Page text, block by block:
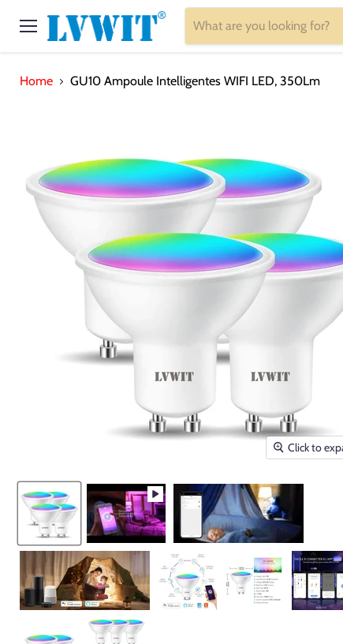
Menu
Home
GU10 Ampoule Intelligentes WIFI LED, 350Lm
Click to